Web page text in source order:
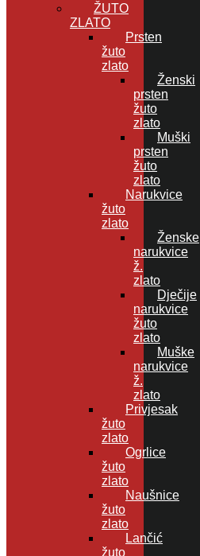
ŽUTO
ZLATO
Prsten
žuto
zlato
Ženski
prsten
žuto
zlato
Muški
prsten
žuto
zlato
Narukvice
žuto
zlato
Ženske
narukvice
ž.
zlato
Dječije
narukvice
žuto
zlato
Muške
narukvice
ž.
zlato
Privjesak
žuto
zlato
Ogrlice
žuto
zlato
Naušnice
žuto
zlato
Lančić
žuto